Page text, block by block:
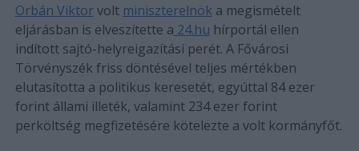
Orbán Viktorvolt miniszterelnök a megismételt
eljárásban is elveszítette a 24.hu hírportál ellen
indított sajtó-helyreigazítási perét. A Fővárosi
Törvényszék friss döntésével teljes mértékben
elutasította a politikus keresetét, egyúttal 84 ezer
forint állami illeték, valamint 234 ezer forint
perköltség megfizetésére kötelezte a volt kormányfőt.